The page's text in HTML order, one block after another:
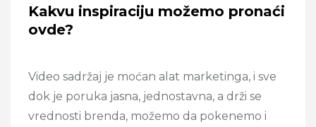
Kakvu inspiraciju možemo pronaći
ovde?
Video sadržaj je moćan alat marketinga, i sve
dok je poruka jasna, jednostavna, a drži se
vrednosti brenda, možemo da pokenemo i